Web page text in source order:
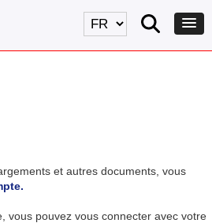
et autres documents, vous
vous pouvez vous connecter avec votre